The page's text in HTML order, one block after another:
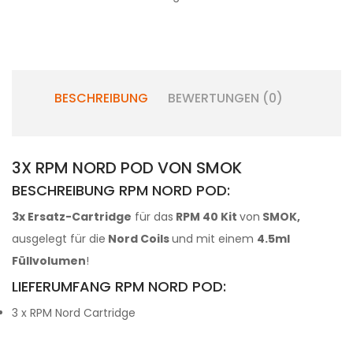
BESCHREIBUNG BEWERTUNGEN (0)
3X RPM NORD POD VON SMOK
BESCHREIBUNG RPM NORD POD:
3x Ersatz-Cartridge für das RPM 40 Kit von SMOK,
ausgelegt für die Nord Coilsund mit einem 4.5ml
Füllvolumen!
LIEFERUMFANG RPM NORD POD:
3 x RPM Nord Cartridge